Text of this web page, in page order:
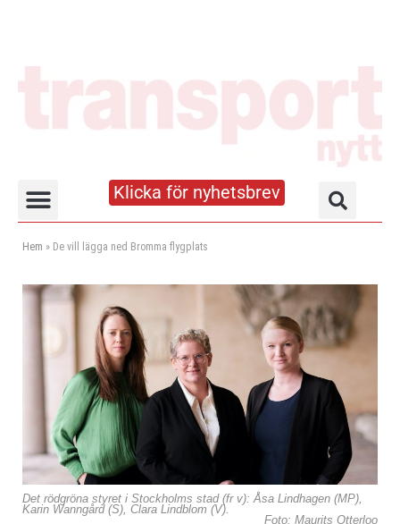
Klicka för nyhetsbrev
Hem » De vill lägga ned Bromma flygplats
Det rödgröna styret i Stockholms stad (fr v): Åsa Lindhagen (MP),
Karin Wanngård (S), Clara Lindblom (V).
Foto: Maurits Otterloo